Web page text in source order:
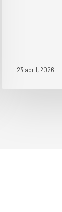
23 abril, 2026